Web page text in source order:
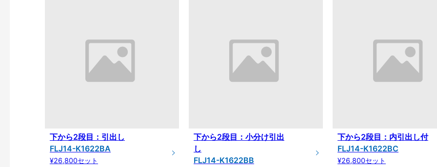
下から2段目：引出し
FLJ14-K1622BA
¥26,800セット
下から2段目：小分け引出
し
FLJ14-K1622BB
下から2段目：内引出し付
FLJ14-K1622BC
¥26,800セット